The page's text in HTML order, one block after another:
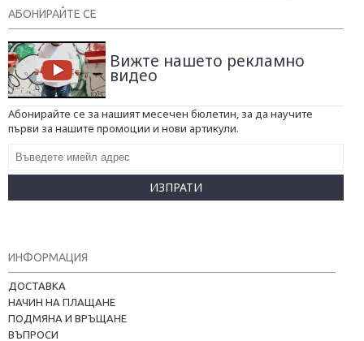
АБОНИРАЙТЕ СЕ
Вижте нашето рекламно
видео
Абонирайте се за нашият месечен бюлетин, за да научите
първи за нашите промоции и нови артикули.
ИЗПРАТИ
ИНФОРМАЦИЯ
ДОСТАВКА
НАЧИН НА ПЛАЩАНЕ
ПОДМЯНА И ВРЪЩАНЕ
ВЪПРОСИ